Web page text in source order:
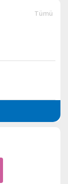
Tümü